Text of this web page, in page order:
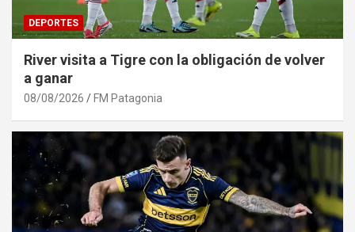
DEPORTES
River visita a Tigre con la obligación de volver
a ganar
08/08/2026 FM Patagonia